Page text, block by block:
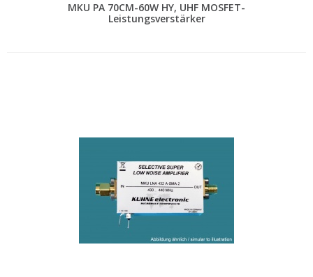
MKU PA 70CM-60W HY, UHF MOSFET-
Leistungsverstärker